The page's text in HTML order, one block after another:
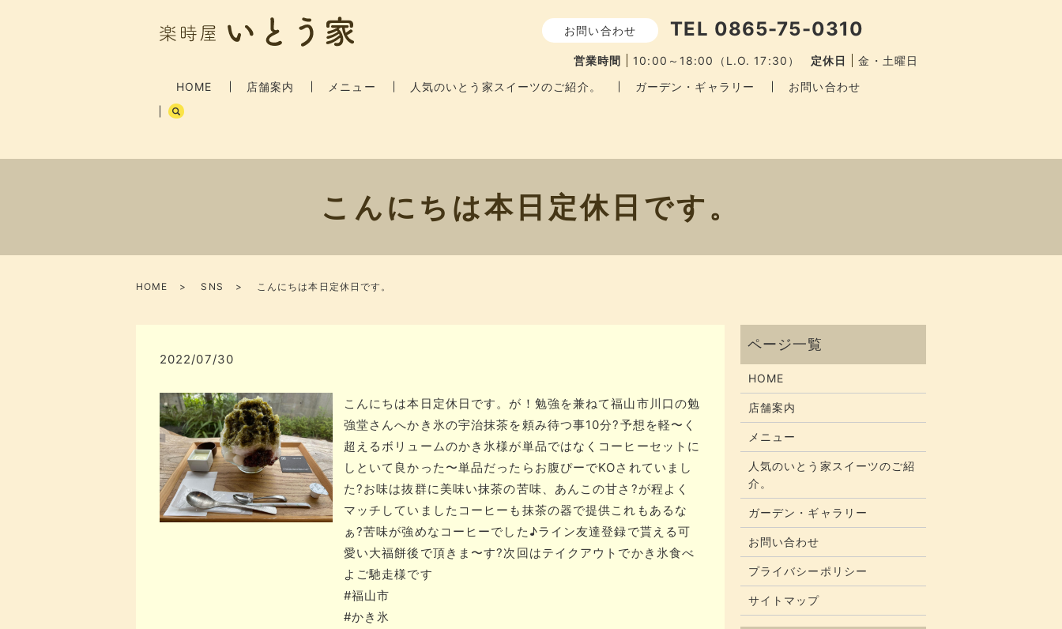
HOME 店舗案内 メニュー 人気のいとう家スイーツのご紹介。 ガーデン・ギャラリー お問い合わせ
お問い合わせ TEL 0865-75-0310
営業時間 10:00～18:00（L.O. 17:30） 定休日 金・土曜日
こんにちは​​​本日定休日です。
HOME SNS こんにちは​​​本日定休日です。
2022/07/30
こんにちは​​​本日定休日です。​が！​​​勉強を兼ねて​福山市川口の勉
強堂さんへ​​​かき氷の宇治抹茶を頼み​待つ事10分?​​​予想を軽〜く
超えるボリュームの​かき氷様が​​​単品ではなく​コーヒーセットに
しといて良かった〜​​​単品だったら​お腹ぴーでKOされていまし
た?​​​お味は抜群に美味い​抹茶の苦味、あんこの甘さ?が​程よく
マッチしていました​​​コーヒーも抹茶の器で提供️​これもあるな
ぁ?​苦味が強めなコーヒーでした♪​​​ライン友達登録で貰える可
愛い大福餅​後で頂きま〜す?​​​次回はテイクアウトでかき氷食べ
よ​ご馳走様です​​
#福山市​
#かき氷​
HOME
店舗案内
メニュー
人気のいとう家スイーツのご紹
介。
ガーデン・ギャラリー
お問い合わせ
プライバシーポリシー
サイトマップ